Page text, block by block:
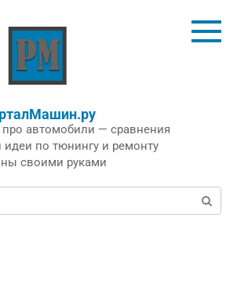
автомобили — сравнения
идеи по тюнингу и ремонту
своими руками